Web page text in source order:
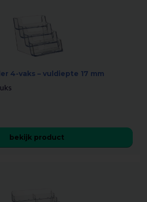
4-vaks – vuldiepte 17 mm
bekijk product